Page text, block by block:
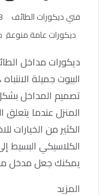
فني ديكورات الطائف
ديكورات عامة منوعة
ديكورات مداخل
البيوت جميلة
تصميم المداخل
المنزل عندما يتعلق
الكثير من الخيارات
الكلاسيكي البسيط
يمكنك جعل مدخل
المزيد